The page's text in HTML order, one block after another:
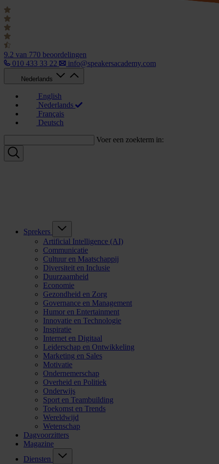
9.2 van 770 beoordelingen
010 433 33 22
info@speakersacademy.com
Nederlands
English
Nederlands
Français
Deutsch
Voer een zoekterm in:
Sprekers
Artificial Intelligence (AI)
Communicatie
Cultuur en Maatschappij
Diversiteit en Inclusie
Duurzaamheid
Economie
Gezondheid en Zorg
Governance en Management
Humor en Entertainment
Innovatie en Technologie
Inspiratie
Internet en Digitaal
Leiderschap en Ontwikkeling
Marketing en Sales
Motivatie
Ondernemerschap
Overheid en Politiek
Onderwijs
Sport en Teambuilding
Toekomst en Trends
Wereldwijd
Wetenschap
Dagvoorzitters
Magazine
Diensten